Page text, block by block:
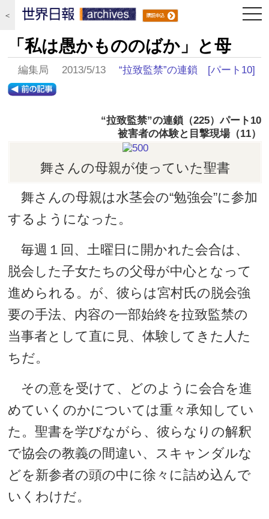
＜
「私は愚かもののばか」と母
編集局 2013/5/13“拉致監禁”の連鎖 [パート10]
“拉致監禁”の連鎖（225）パート 10
被害者の体験と目撃現場（11）
舞さんの母親が使っていた聖書
舞さんの母親は水茎会の“勉強会”に参加
するようになった。
毎週１回、土曜日に開かれた会合は、
脱会した子女たちの父母が中心となって
進められる。が、彼らは宮村氏の脱会強
要の手法、内容の一部始終を拉致監禁の
当事者として直に見、体験してきた人た
ちだ。
その意を受けて、どのように会合を進
めていくのかについては重々承知してい
た。聖書を学びながら、彼らなりの解釈
で協会の教義の間違い、スキャンダルな
どを新参者の頭の中に徐々に詰め込んで
いくわけだ。